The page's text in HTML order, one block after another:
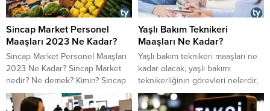
Sincap Market Personel
Maaşları 2023 Ne Kadar?
Sincap Market Personel Maaşları
2023 Ne Kadar? Sincap Market
nedir? Ne demek? Kimin? Sincap
market kasiyer, reyon görevlisi,
temizlikçi, kasap, şarküteri maaşı
Yaşlı Bakım Teknikeri
Maaşları Ne Kadar?
​​​​​​​Yaşlı bakım teknikeri maaşları ne
kadar olacak, yaşlı bakımı
teknikerliğinin görevleri nelerdir,
yaşlı bakım teknikeri nasıl olunur,
yaşlı bakım teknikeri nedir,